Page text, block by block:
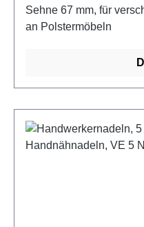
Sehne 67 mm, für
an Polstermöbeln